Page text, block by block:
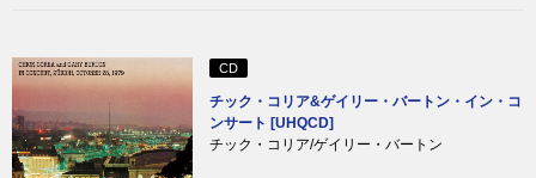
CD
チック・コリア&ゲイリー・バートン・イン・コ
ンサート [UHQCD]
チック・コリア/ゲイリー・バートン